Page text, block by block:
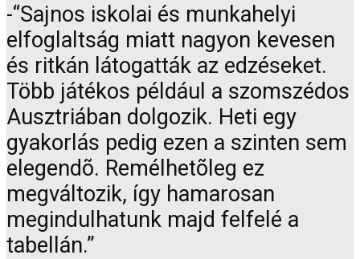
-“Sajnos iskolai és munkahelyi
elfoglaltság miatt nagyon kevesen
és ritkán látogatták az edzéseket.
Több játékos például a szomszédos
Ausztriában dolgozik. Heti egy
gyakorlás pedig ezen a szinten sem
elegendõ. Remélhetõleg ez
megváltozik, így hamarosan
megindulhatunk majd felfelé a
tabellán.”